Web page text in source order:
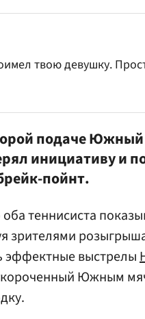
твою девушку.
подаче Южный
инициативу и
пойнт.
теннисиста
зрителями
эффектные выстрелы
Южным